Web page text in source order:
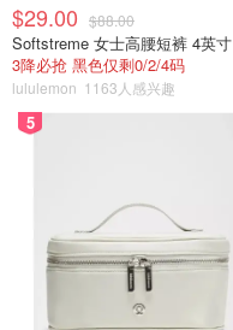
$29.00 $88.00
Softstreme 女士高腰短裤 4英寸
3降必抢 黑色仅剩0/2/4码
lululemon 1163人感兴趣
5